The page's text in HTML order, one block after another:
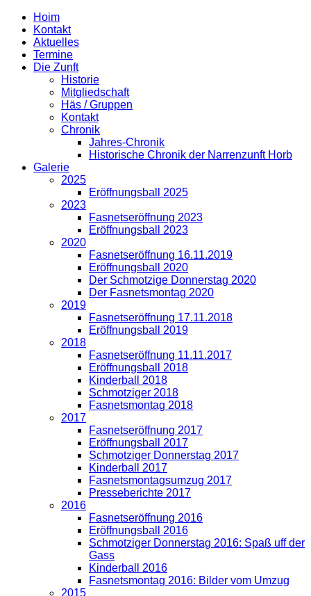
Hoim
Kontakt
Aktuelles
Termine
Die Zunft
Historie
Mitgliedschaft
Häs / Gruppen
Kontakt
Chronik
Jahres-Chronik
Historische Chronik der Narrenzunft Horb
Galerie
2025
Eröffnungsball 2025
2023
Fasnetseröffnung 2023
Eröffnungsball 2023
2020
Fasnetseröffnung 16.11.2019
Eröffnungsball 2020
Der Schmotzige Donnerstag 2020
Der Fasnetsmontag 2020
2019
Fasnetseröffnung 17.11.2018
Eröffnungsball 2019
2018
Fasnetseröffnung 11.11.2017
Eröffnungsball 2018
Kinderball 2018
Schmotziger 2018
Fasnetsmontag 2018
2017
Fasnetseröffnung 2017
Eröffnungsball 2017
Schmotziger Donnerstag 2017
Kinderball 2017
Fasnetsmontagsumzug 2017
Presseberichte 2017
2016
Fasnetseröffnung 2016
Eröffnungsball 2016
Schmotziger Donnerstag 2016: Spaß uff der
Gass
Kinderball 2016
Fasnetsmontag 2016: Bilder vom Umzug
2015